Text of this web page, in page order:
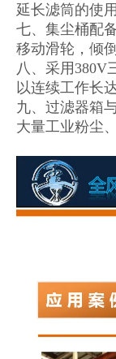
延长滤筒的使
七、集尘桶配
移动滑轮，倾
八、采用380V
以连续工作长
九、过滤器箱
大量工业粉尘